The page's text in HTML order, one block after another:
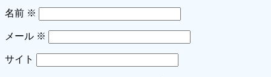
名前 ※
メール ※
サイト